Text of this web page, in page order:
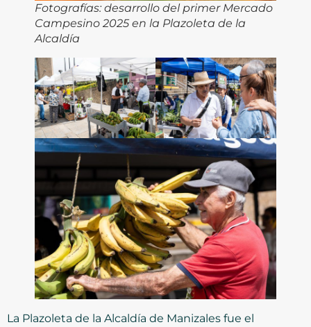
Fotografías: desarrollo del primer Mercado
Campesino 2025 en la Plazoleta de la
Alcaldía
La Plazoleta de la Alcaldía de Manizales fue el